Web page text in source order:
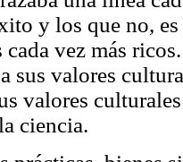
y los que no,
cada vez más
sus valores
valores
ciencia.